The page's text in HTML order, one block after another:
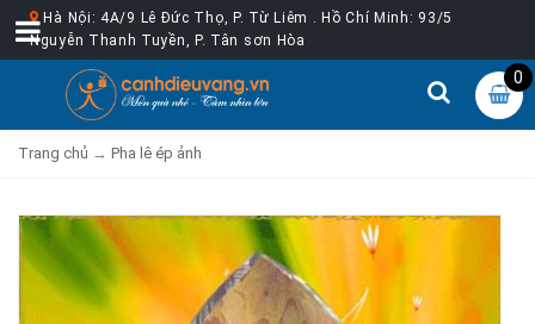
Hà Nội: 4A/9 Lê Đức Thọ, P. Từ Liêm . Hồ Chí Minh: 93/5
Nguyễn Thanh Tuyền, P. Tân sơn Hòa
0
Trang chủ → Pha lê ép ảnh